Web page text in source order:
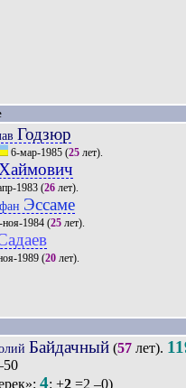
Годзюр
6-мар-1985(25лет).
Хаймович
1983(26лет).
Эссаме
ноя-1984(25лет).
1989(20лет).
Байдачный(57лет).
4: +2 =2 –0)